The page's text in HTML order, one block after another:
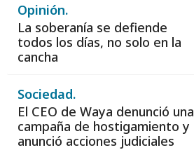
Opinión.
La soberanía se defiende
todos los días, no solo en la
cancha
Sociedad.
El CEO de Waya denunció una
campaña de hostigamiento y
anunció acciones judiciales